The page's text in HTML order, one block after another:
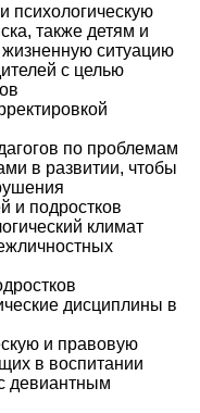
психологическую
также детям и
ситуацию
с целью
по проблемам
в развитии, чтобы
и подростков
климат
дисциплины в
и правовую
в воспитании
девиантным